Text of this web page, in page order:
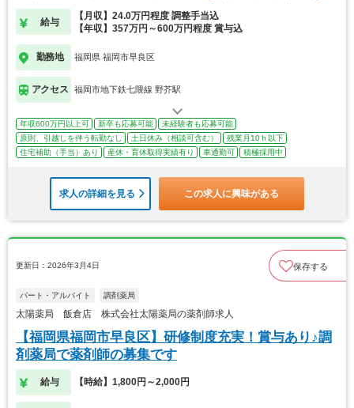
給与
【月収】24.0万円程度 調整手当込
【年収】357万円～600万円程度 賞与込
勤務地 福岡県 福岡市早良区
アクセス 福岡市地下鉄七隈線 野芥駅
年収600万円以上可 新卒も応募可能
未経験者も応募可能
原則、引越しを伴う転勤なし
土日休み（相談可含む）
残業月10ｈ以下
住宅補助（手当）あり
産休・育休取得実績有り 車通勤可 積極採用中
求人の詳細を見る この求人に興味がある
更新日：2026年3月4日 保存する
パート・アルバイト 調剤薬局
太陽薬局 飯倉店 株式会社太陽薬局の薬剤師求人
【福岡県福岡市早良区】研修制度充実！賞与あり♪調
剤薬局で薬剤師の募集です
給与 【時給】1,800円～2,000円